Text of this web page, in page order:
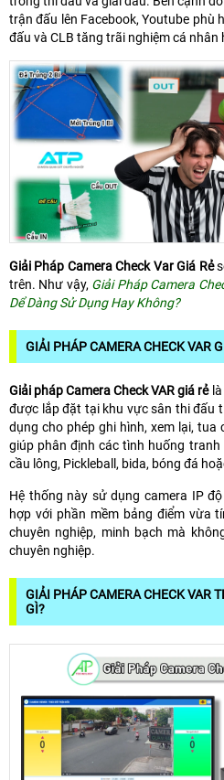
trận đấu lên Facebook, Youtube phù
đấu và CLB tăng trãi nghiệm cá nhân
Giải Pháp Camera Check Var Giá Rẻ
trên. Như vậy, Giải Pháp Camera
Dể Dàng Sử Dụng Hay Không?
GIẢI PHÁP CAMERA CHECK VAR
Giải pháp Camera Check VAR giá rẻlà
được lắp đặt tại khu vực sân thi đấu
dụng cho phép ghi hình, xem lại, tua
giúp phân định các tình huống
cầu lông, Pickleball, bida, bóng đá
Hệ thống này sử dụng camera IP
hợp với phần mềm bảng điểm vừa
chuyên nghiệp, minh bạch mà
chuyên nghiệp.
GIẢI PHÁP CAMERA CHECK VAR
GÌ?